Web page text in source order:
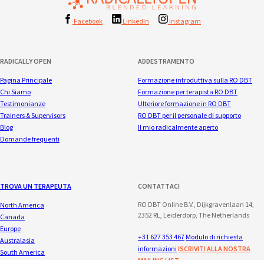
Facebook LinkedIn Instagram
RADICALLY OPEN
Pagina Principale
Chi Siamo
Testimonianze
Trainers & Supervisors
Blog
Domande frequenti
ADDESTRAMENTO
Formazione introduttiva sulla RO DBT
Formazione per terapista RO DBT
Ulteriore formazione in RO DBT
RO DBT per il personale di supporto
Il mio radicalmente aperto
TROVA UN TERAPEUTA
North America
Canada
Europe
Australasia
South America
CONTATTACI
RO DBT Online B.V., Dijkgravenlaan 14,
2352 RL, Leiderdorp, The Netherlands
+31 627 353 467 Modulo di richiesta
informazioni ISCRIVITI ALLA NOSTRA